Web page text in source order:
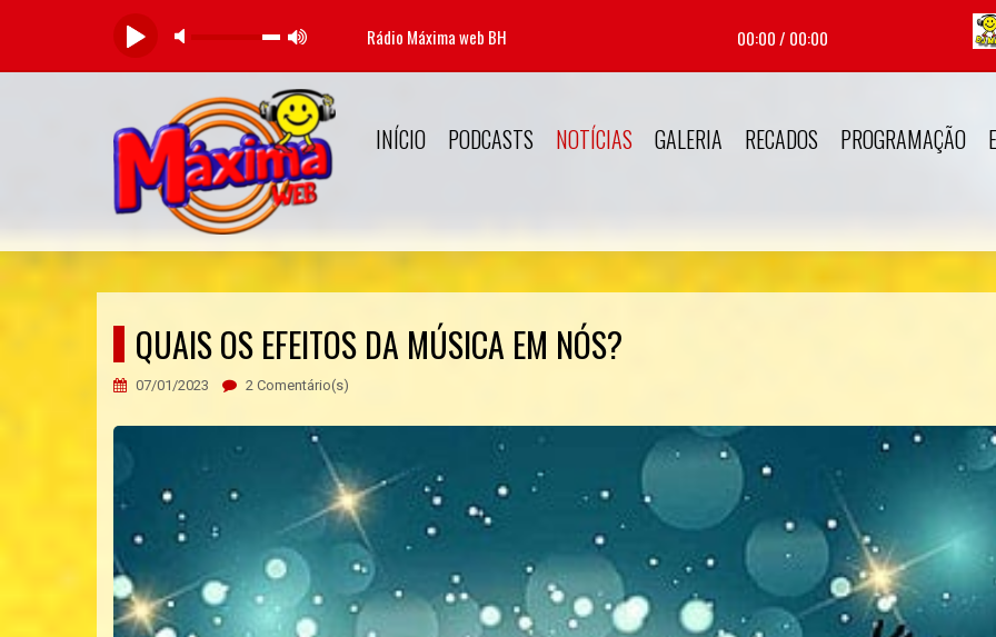
Rádio Máxima web BH 00:00/ 00:00
INÍCIO PODCASTS NOTÍCIAS GALERIA RECADOS PROGRAMAÇÃO
QUAIS OS EFEITOS DA MÚSICA EM NÓS?
07/01/2023 2 Comentário(s)